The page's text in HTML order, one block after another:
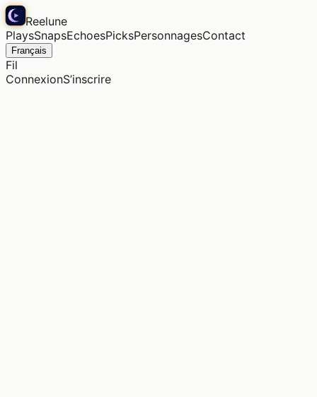
Reelune
PlaysSnapsEchoesPicksPersonnagesContact
Français
Fil
ConnexionS’inscrire